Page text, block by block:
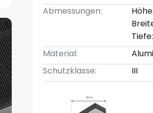
Abmessungen:
Material:
Schutzklasse:
III